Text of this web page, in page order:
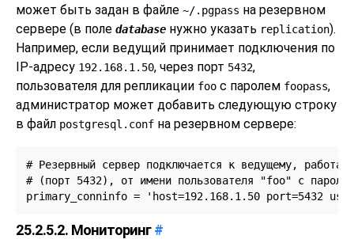
может быть задан в файле ~/.pgpass на резервном
сервере (в поле database нужно указать replication).
Например, если ведущий принимает подключения по
IP-адресу 192.168.1.50, через порт 5432,
пользователя для репликации foo с паролем foopass,
администратор может добавить следующую строку
в файл postgresql.conf на резервном сервере:
# Резервный сервер подключается к ведущему,
# (порт 5432), от имени пользователя "foo" с
primary_conninfo = 'host=192.168.1.50 port=5432
25.2.5.2. Мониторинг#